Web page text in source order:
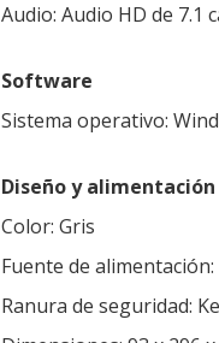
Audio: Audio HD de 7.1
Software
Sistema operativo:
Diseño y alimentación
Color: Gris
Fuente de
Ranura de seguridad: